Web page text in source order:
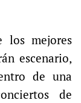
los mejores
escenario,
de una
de